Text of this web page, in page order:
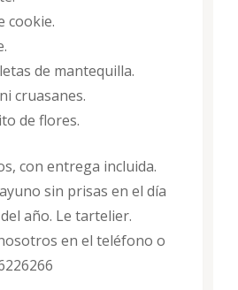
cookie.
de mantequilla.
cruasanes.
de flores.
con entrega incluida.
sin prisas en el día
año. Le tartelier.
en el teléfono o